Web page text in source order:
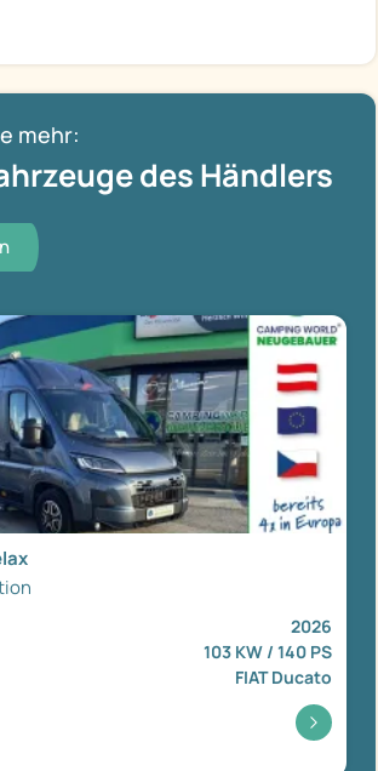
mehr:
des Händlers
2026
103 KW / 140 PS
FIAT Ducato